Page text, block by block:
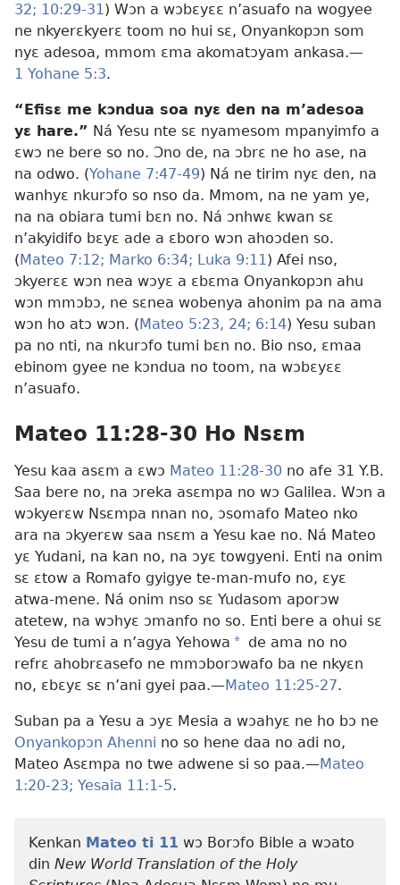
32; 10:29-31) Wɔn a wɔbɛyɛɛ n’asuafo na wogyee
ne nkyerɛkyerɛ toom no hui sɛ, Onyankopɔn som
nyɛ adesoa, mmom ɛma akomatɔyam ankasa.—
1 Yohane 5:3.
“Efisɛ me kɔndua soa nyɛ den na m’adesoa
yɛ hare.” Ná Yesu nte sɛ nyamesom mpanyimfo a
ɛwɔ ne bere so no. Ɔno de, na ɔbrɛ ne ho ase, na
na odwo. (Yohane 7:47-49) Ná ne tirim nyɛ den, na
wanhyɛ nkurɔfo so nso da. Mmom, na ne yam ye,
na na obiara tumi bɛn no. Ná ɔnhwɛ kwan sɛ
n’akyidifo bɛyɛ ade a ɛboro wɔn ahoɔden so.
( Mateo 7:12; Marko 6:34; Luka 9:11) Afei nso,
ɔkyerɛɛ wɔn nea wɔyɛ a ɛbɛma Onyankopɔn ahu
wɔn mmɔbɔ, ne sɛnea wobenya ahonim pa na ama
wɔn ho atɔ wɔn. ( Mateo 5:23, 24; 6:14) Yesu suban
pa no nti, na nkurɔfo tumi bɛn no. Bio nso, ɛmaa
ebinom gyee ne kɔndua no toom, na wɔbɛyɛɛ
n’asuafo.
Mateo 11:28-30 Ho Nsɛm
Yesu kaa asɛm a ɛwɔ Mateo 11:28-30 no afe 31 Y.B.
Saa bere no, na ɔreka asɛmpa no wɔ Galilea. Wɔn a
wɔkyerɛw Nsɛmpa nnan no, ɔsomafo Mateo nko
ara na ɔkyerɛw saa nsɛm a Yesu kae no. Ná Mateo
yɛ Yudani, na kan no, na ɔyɛ towgyeni. Enti na onim
sɛ ɛtow a Romafo gyigye te-man-mufo no, ɛyɛ
atwa-mene. Ná onim nso sɛ Yudasom aporɔw
atetew, na wɔhyɛ ɔmanfo no so. Enti bere a ohui sɛ
Yesu de tumi a n’agya Yehowa a de ama no no
refrɛ ahobrɛasefo ne mmɔborɔwafo ba ne nkyɛn
no, ɛbɛyɛ sɛ n’ani gyei paa.—Mateo 11:25-27.
Suban pa a Yesu a ɔyɛ Mesia a wɔahyɛ ne ho bɔ ne
Onyankopɔn Ahenni no so hene daa no adi no,
Mateo Asɛmpa no twe adwene si so paa.—Mateo
1:20-23; Yesaia 11:1-5.
Kenkan Mateo ti 11 wɔ Borɔfo Bible a wɔato
din New World Translation of the Holy